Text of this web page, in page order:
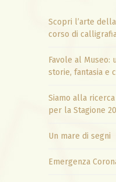
Scopri l’arte
corso di
Favole al Museo:
storie, fantasia e
Siamo alla
per la Stagione
Un mare di segni
Emergenza